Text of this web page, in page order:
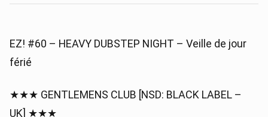
EZ! #60 – HEAVY DUBSTEP NIGHT – Veille de jour
férié
★★★ GENTLEMENS CLUB [NSD: BLACK LABEL –
UK] ★★★